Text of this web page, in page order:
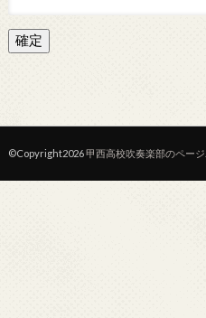
©Copyright2026甲西高校吹奏楽部のページ